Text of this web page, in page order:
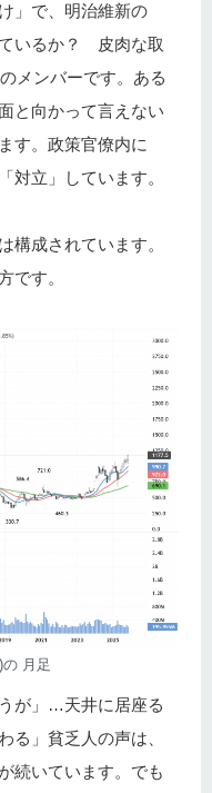
」で、明治維新の
ているか？ 皮肉な取
メンバーです。ある
と向かって言えない
す。政策官僚内に
対立」しています。
成されています。
です。
の 月足
が」…天井に居座る
る」貧乏人の声は、
続いています。でも